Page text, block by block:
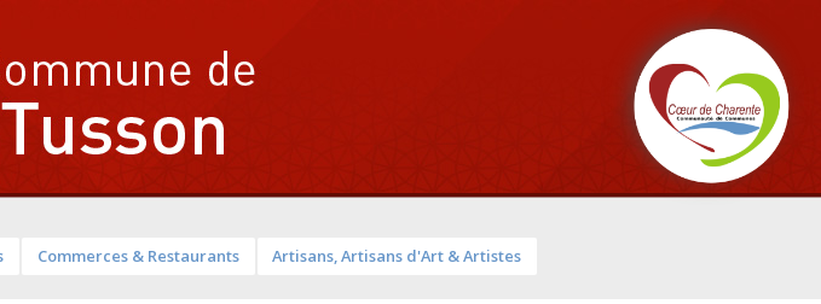
Commerces & Restaurants Artisans, Artisans d'Art & Artistes